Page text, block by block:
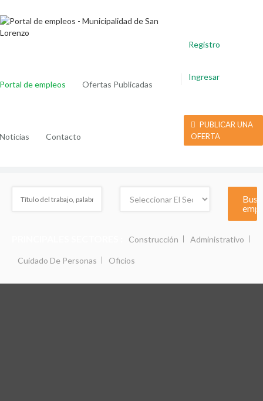
Portal de empleos Ofertas Publicadas
Noticias Contacto
Registro
Ingresar
PUBLICAR UNA
OFERTA
Construcción Administrativo
Cuidado De Personas Oficios